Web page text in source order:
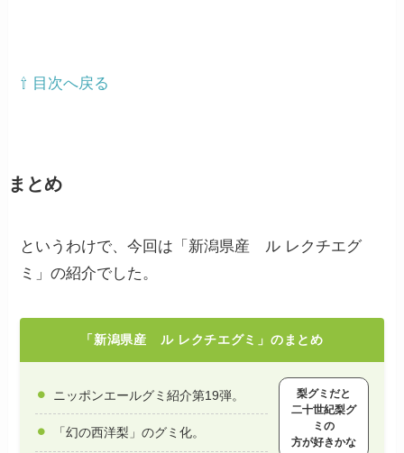
⇧ 目次へ戻る
まとめ
というわけで、今回は「新潟県産 ル レクチエグ
ミ」の紹介でした。
「新潟県産 ル レクチエグミ」のまとめ
ニッポンエールグミ紹介第19弾。
「幻の西洋梨」のグミ化。
梨グミだと
二十世紀梨グ
ミの
方が好きかな